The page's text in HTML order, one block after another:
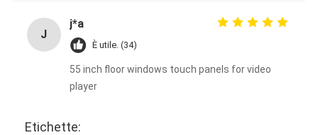
J
j*a
È utile. (34)
55 inch floor windows touch panels for video
player
Etichette: